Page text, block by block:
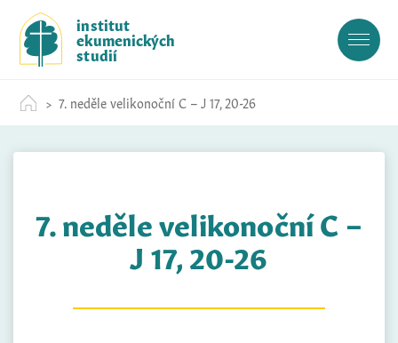
c
institut
ekumenických
studií
7. neděle velikonoční C – J 17, 20-26
7. neděle velikonoční C –
J 17, 20-26